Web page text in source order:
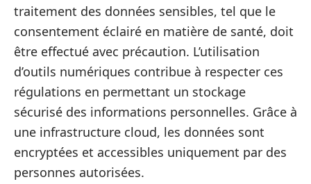
traitement des données sensibles, tel que le
consentement éclairé en matière de santé, doit
être effectué avec précaution. L’utilisation
d’outils numériques contribue à respecter ces
régulations en permettant un stockage
sécurisé des informations personnelles. Grâce à
une infrastructure cloud, les données sont
encryptées et accessibles uniquement par des
personnes autorisées.